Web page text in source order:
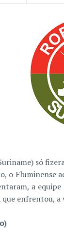
só
o Fluminense
a
enfrentou,